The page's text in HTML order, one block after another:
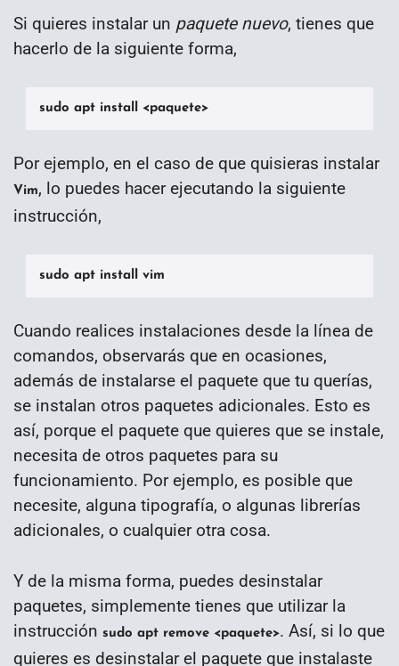
Si quieres instalar un paquete nuevo, tienes que
hacerlo de la siguiente forma,
sudo apt install <paquete>
Por ejemplo, en el caso de que quisieras instalar
Vim, lo puedes hacer ejecutando la siguiente
instrucción,
sudo apt install vim
Cuando realices instalaciones desde la línea de
comandos, observarás que en ocasiones,
además de instalarse el paquete que tu querías,
se instalan otros paquetes adicionales. Esto es
así, porque el paquete que quieres que se instale,
necesita de otros paquetes para su
funcionamiento. Por ejemplo, es posible que
necesite, alguna tipografía, o algunas librerías
adicionales, o cualquier otra cosa.
Y de la misma forma, puedes desinstalar
paquetes, simplemente tienes que utilizar la
instrucción sudo apt remove <paquete>. Así, si lo que
quieres es desinstalar el paquete que instalaste